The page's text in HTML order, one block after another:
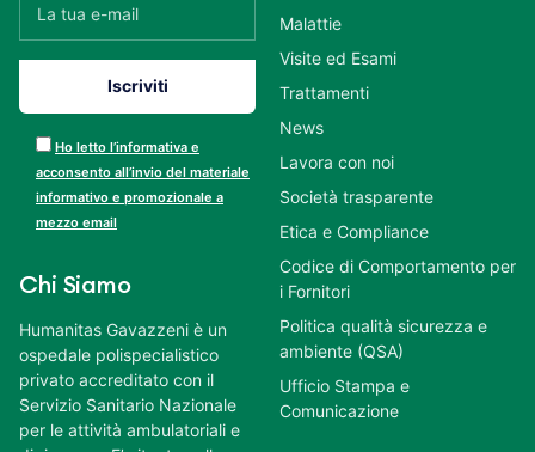
Ho letto l’informativa e
acconsento all’invio del materiale
informativo e promozionale a
mezzo email
Chi Siamo
Humanitas Gavazzeni è un
ospedale polispecialistico
privato accreditato con il
Servizio Sanitario Nazionale
per le attività ambulatoriali e
Malattie
Visite ed Esami
Trattamenti
News
Lavora con noi
Società trasparente
Etica e Compliance
Codice di Comportamento per
i Fornitori
Politica qualità sicurezza e
ambiente (QSA)
Ufficio Stampa e
Comunicazione